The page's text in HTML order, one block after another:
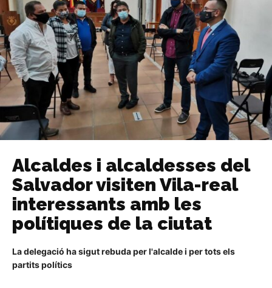
Alcaldes i alcaldesses del
Salvador visiten Vila-real
interessants amb les
polítiques de la ciutat
La delegació ha sigut rebuda per l'alcalde i per tots els
partits polítics